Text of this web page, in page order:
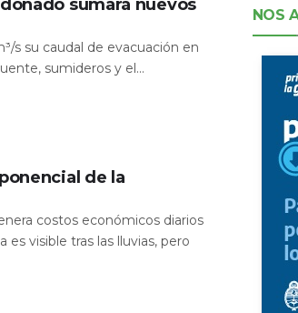
sumará nuevos
s su caudal de evacuación en
sumideros y el...
de la
costos económicos diarios
visible tras las lluvias, pero
NOS